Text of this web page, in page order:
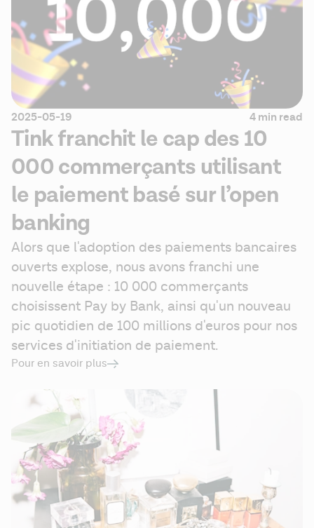
2025-05-19 4 min read
Tink franchit le cap des 10
000 commerçants utilisant
le paiement basé sur l’open
banking
Alors que l'adoption des paiements bancaires
ouverts explose, nous avons franchi une
nouvelle étape : 10 000 commerçants
choisissent Pay by Bank, ainsi qu'un nouveau
pic quotidien de 100 millions d'euros pour nos
services d'initiation de paiement.
Pour en savoir plus